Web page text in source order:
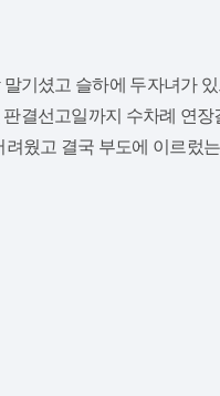
기셨고 슬하에 두자녀가
결선고일까지 수차례 연
웠고 결국 부도에 이르렀